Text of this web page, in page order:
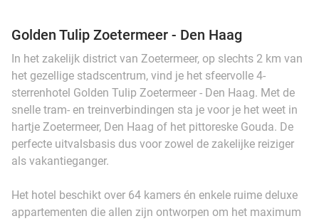
Golden Tulip Zoetermeer - Den Haag
In het zakelijk district van Zoetermeer, op slechts 2 km van
het gezellige stadscentrum, vind je het sfeervolle 4-
sterrenhotel Golden Tulip Zoetermeer - Den Haag. Met de
snelle tram- en treinverbindingen sta je voor je het weet in
hartje Zoetermeer, Den Haag of het pittoreske Gouda. De
perfecte uitvalsbasis dus voor zowel de zakelijke reiziger
als vakantieganger.
Het hotel beschikt over 64 kamers én enkele ruime deluxe
appartementen die allen zijn ontworpen om het maximum